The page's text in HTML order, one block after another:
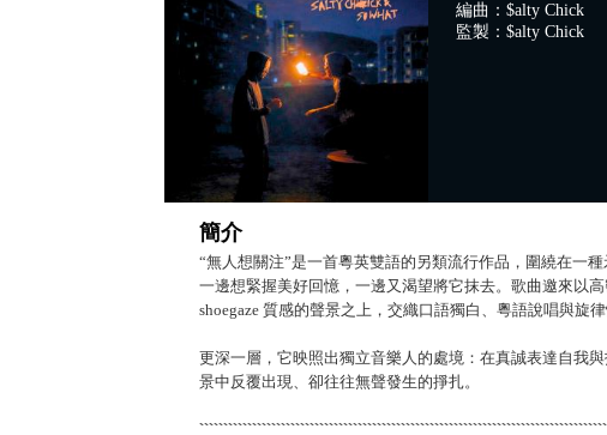
編曲：$alty Chick
監製：$alty Chick
簡介
“無人想關注”是一首粵英雙語的另類流行作品，圍繞在一
一邊想緊握美好回憶，一邊又渴望將它抹去。歌曲邀來以
shoegaze 質感的聲景之上，交織口語獨白、粵語說唱與旋
更深一層，它映照出獨立音樂人的處境：在真誠表達自
景中反覆出現、卻往往無聲發生的掙扎。